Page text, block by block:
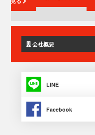
会社概要
LINE
Facebook